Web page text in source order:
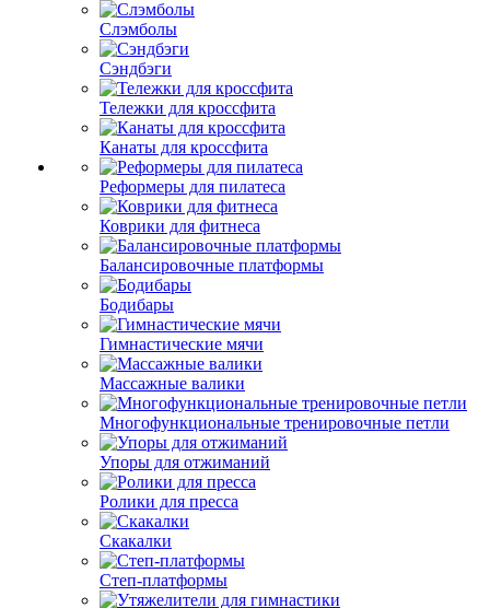
Слэмболы
Сэндбэги
Тележки для кроссфита
Канаты для кроссфита
Реформеры для пилатеса
Коврики для фитнеса
Балансировочные платформы
Бодибары
Гимнастические мячи
Массажные валики
Многофункциональные тренировочные петли
Упоры для отжиманий
Ролики для пресса
Скакалки
Степ-платформы